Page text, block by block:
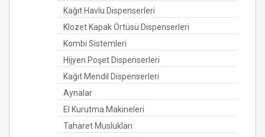
Kağıt Havlu Dispenserleri
Klozet Kapak Örtüsü Dispenserleri
Kombi Sistemleri
Hijyen Poşet Dispenserleri
Kağıt Mendil Dispenserleri
Aynalar
El Kurutma Makineleri
Taharet Muslukları